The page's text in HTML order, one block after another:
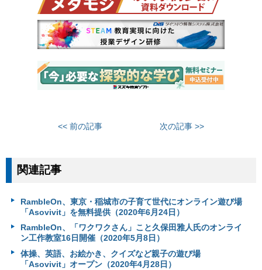
<< 前の記事 次の記事 >>
関連記事
RambleOn、東京・稲城市の子育て世代にオンライン遊び場
「Asovivit」を無料提供（2020年6月24日）
RambleOn、「ワクワクさん」こと久保田雅人氏のオンライ
ン工作教室16日開催（2020年5月8日）
体操、英語、お絵かき、クイズなど親子の遊び場
「Asovivit」オープン（2020年4月28日）